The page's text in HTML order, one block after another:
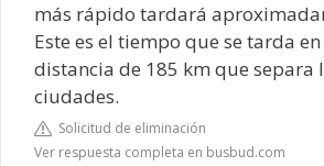
más rápido tardará
Este es el tiempo que se tarda
distancia de 185 km que separa
ciudades.
Solicitud de eliminación
Ver respuesta completa en busbud.com